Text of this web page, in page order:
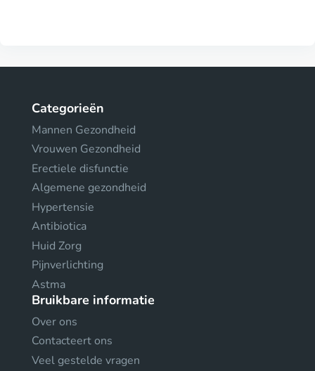
Categorieën
Mannen Gezondheid
Vrouwen Gezondheid
Erectiele disfunctie
Algemene gezondheid
Hypertensie
Antibiotica
Huid Zorg
Pijnverlichting
Astma
Bruikbare informatie
Over ons
Contacteert ons
Veel gestelde vragen